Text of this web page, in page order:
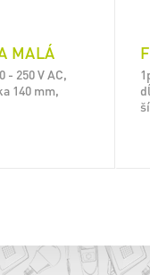
MALÁ
- 250 V AC,
140 mm,